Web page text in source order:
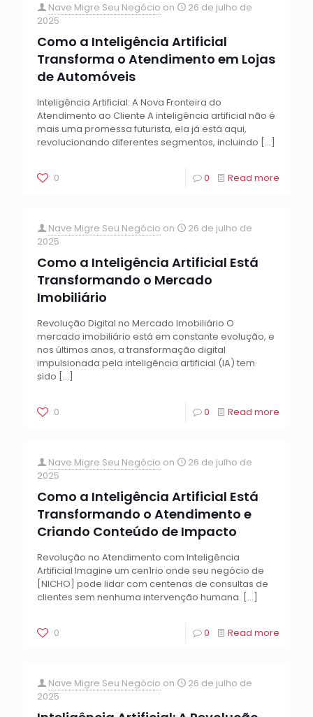
Nave Migre Seu Negócio on
26 de julho de
2025
Como a Inteligência Artificial
Transforma o Atendimento em Lojas
de Automóveis
Inteligência Artificial: A Nova Fronteira do
Atendimento ao Cliente A inteligência artificial não é
mais uma promessa futurista, ela já está aqui,
revolucionando diferentes segmentos, incluindo […]
0 0 Read more
Nave Migre Seu Negócio on
26 de julho de
2025
Como a Inteligência Artificial Está
Transformando o Mercado
Imobiliário
Revolução Digital no Mercado Imobiliário O
mercado imobiliário está em constante evolução, e
nos últimos anos, a transformação digital
impulsionada pela inteligência artificial (IA) tem
sido […]
0 0 Read more
Nave Migre Seu Negócio on
26 de julho de
2025
Como a Inteligência Artificial Está
Transformando o Atendimento e
Criando Conteúdo de Impacto
Revolução no Atendimento com Inteligência
Artificial Imagine um cen1rio onde seu negócio de
[NICHO] pode lidar com centenas de consultas de
clientes sem nenhuma intervenção humana. […]
0 0 Read more
Nave Migre Seu Negócio on
26 de julho de
2025